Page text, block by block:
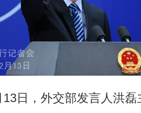
日，外交部发言人洪磊